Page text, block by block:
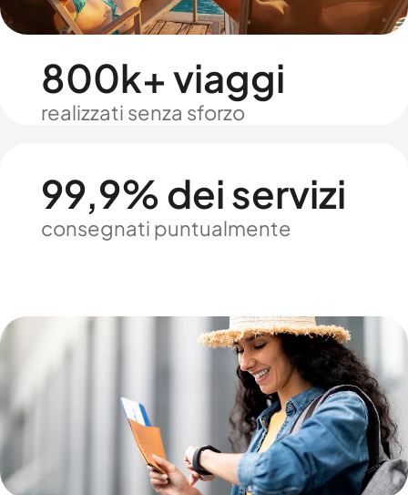
800k+ viaggi
realizzati senza sforzo
99,9% dei servizi
consegnati puntualmente